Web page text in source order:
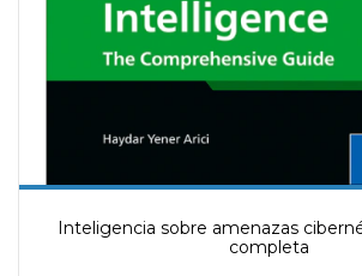
Inteligencia sobre amenazas
completa